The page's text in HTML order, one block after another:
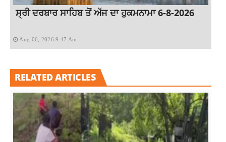
ਸ੍ਰੀ ਦਰਬਾਰ ਸਾਹਿਬ ਤੋਂ ਅੱਜ ਦਾ ਹੁਕਮਨਾਮਾ 6-8-2026
Aug 06, 2026 9:47 Am
RELATED ARTICLES